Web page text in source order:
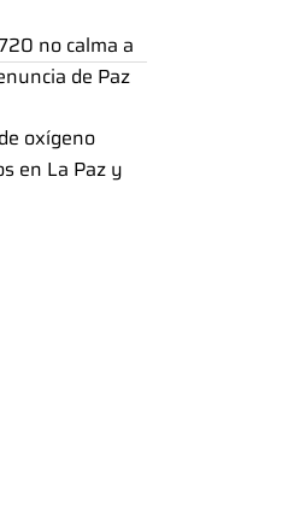
no calma a
de Paz
oxígeno
en La Paz y